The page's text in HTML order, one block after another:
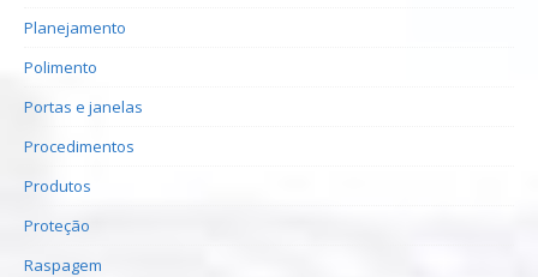
Planejamento
Polimento
Portas e janelas
Procedimentos
Produtos
Proteção
Raspagem